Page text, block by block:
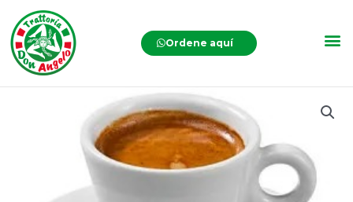
Ordene aquí